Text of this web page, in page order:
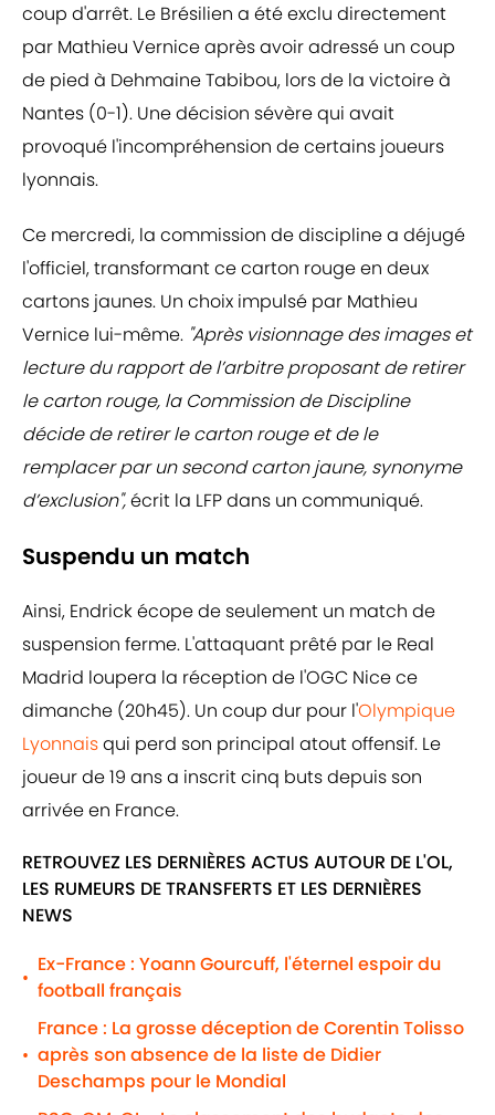
coup d'arrêt. Le Brésilien a été exclu directement
par Mathieu Vernice après avoir adressé un coup
de pied à Dehmaine Tabibou, lors de la victoire à
Nantes (0-1). Une décision sévère qui avait
provoqué l'incompréhension de certains joueurs
lyonnais.
Ce mercredi, la commission de discipline a déjugé
l'officiel, transformant ce carton rouge en deux
cartons jaunes. Un choix impulsé par Mathieu
Vernice lui-même. "Après visionnage des images et
lecture du rapport de l’arbitre proposant de retirer
le carton rouge, la Commission de Discipline
décide de retirer le carton rouge et de le
remplacer par un second carton jaune, synonyme
d’exclusion",écrit la LFP dans un communiqué.
Suspendu un match
Ainsi, Endrick écope de seulement un match de
suspension ferme. L'attaquant prêté par le Real
Madrid loupera la réception de l'OGC Nice ce
dimanche (20h45). Un coup dur pour l'Olympique
Lyonnaisqui perd son principal atout offensif. Le
joueur de 19 ans a inscrit cinq buts depuis son
arrivée en France.
RETROUVEZ LES DERNIÈRES ACTUS AUTOUR DE L'OL,
LES RUMEURS DE TRANSFERTS ET LES DERNIÈRES
NEWS
•
Ex-France : Yoann Gourcuff, l'éternel espoir du
football français
•
France : La grosse déception de Corentin Tolisso
après son absence de la liste de Didier
Deschamps pour le Mondial